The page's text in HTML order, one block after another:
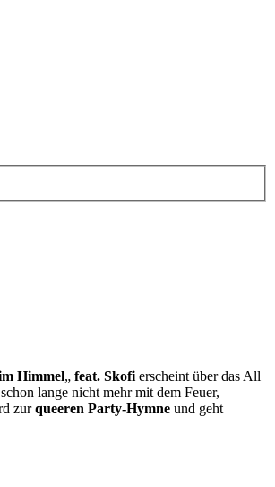
Himmel„ feat. Skofierscheint über das All
lange nicht mehr mit dem Feuer,
zurqueeren Party-Hymne und geht